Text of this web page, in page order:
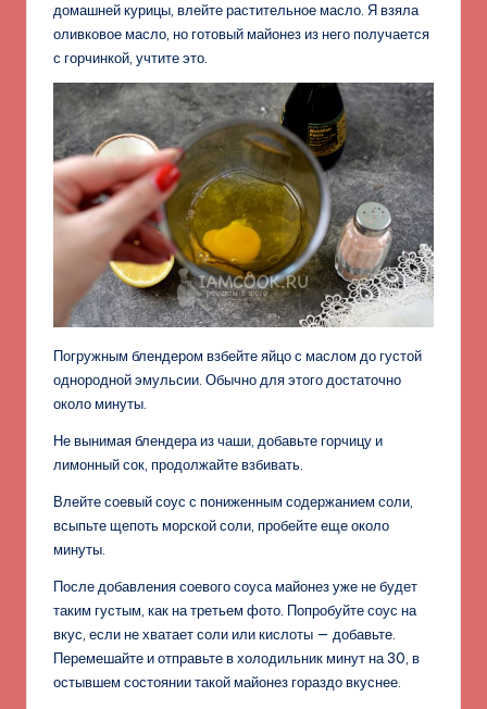
домашней курицы, влейте растительное масло. Я взяла
оливковое масло, но готовый майонез из него получается
с горчинкой, учтите это.
Погружным блендером взбейте яйцо с маслом до густой
однородной эмульсии. Обычно для этого достаточно
около минуты.
Не вынимая блендера из чаши, добавьте горчицу и
лимонный сок, продолжайте взбивать.
Влейте соевый соус с пониженным содержанием соли,
всыпьте щепоть морской соли, пробейте еще около
минуты.
После добавления соевого соуса майонез уже не будет
таким густым, как на третьем фото. Попробуйте соус на
вкус, если не хватает соли или кислоты — добавьте.
Перемешайте и отправьте в холодильник минут на 30, в
остывшем состоянии такой майонез гораздо вкуснее.